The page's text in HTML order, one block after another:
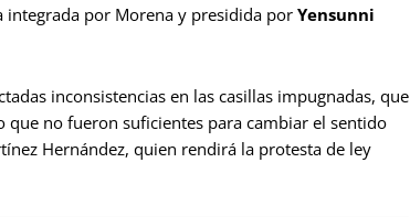
integrada por Morena y presidida por Yensunni
inconsistencias en las casillas impugnadas, que
no fueron suficientes para cambiar el sentido
Hernández, quien rendirá la protesta de ley